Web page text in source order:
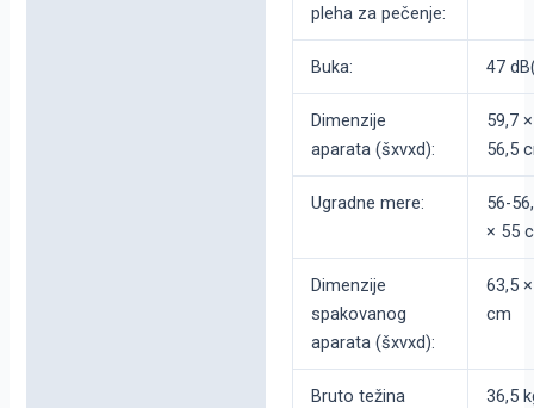
pleha za pečenje:
Buka: 47
Dimenzije
aparata (šxvxd):
59,7
56,5
Ugradne mere:
56-
× 55
Dimenzije
spakovanog
aparata (šxvxd):
63,5
cm
Bruto težina 36,5